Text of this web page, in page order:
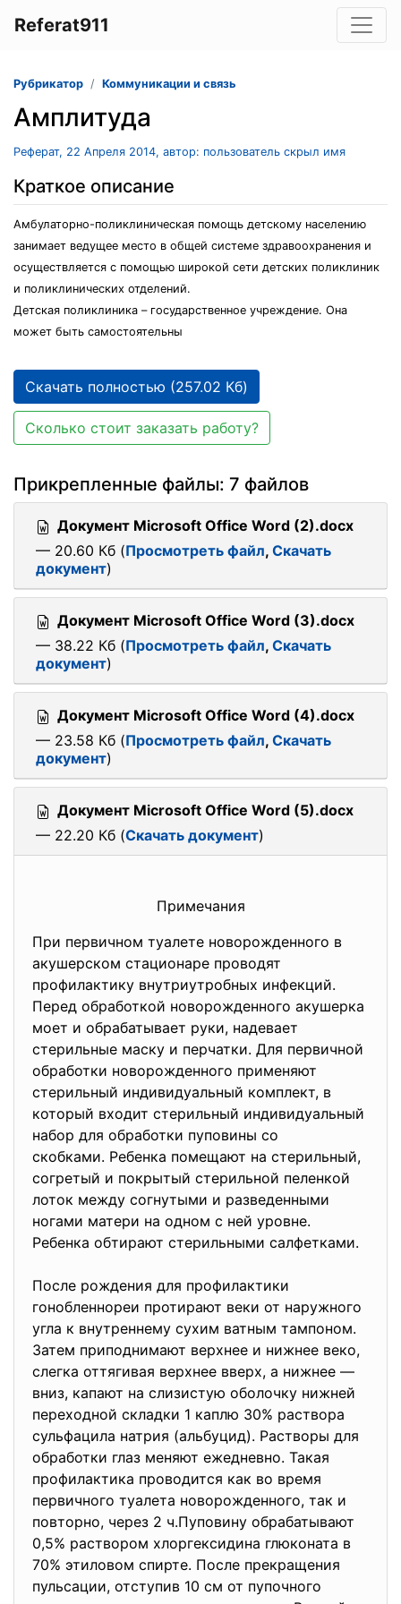
Referat911
Рубрикатор Коммуникации и связь
Амплитуда
Реферат, 22 Апреля 2014, автор: пользователь скрыл имя
Краткое описание
Амбулаторно-поликлиническая помощь детскому населению
занимает ведущее место в общей системе здравоохранения и
осуществляется с помощью широкой сети детских поликлиник
и поликлинических отделений.
Детская поликлиника – государственное учреждение. Она
может быть самостоятельны
Скачать полностью (257.02 Кб)
Сколько стоит заказать работу?
Прикрепленные файлы: 7 файлов
Документ Microsoft Office Word (2).docx
— 20.60 Кб (Просмотреть файл, Скачать
документ)
Документ Microsoft Office Word (3).docx
— 38.22 Кб (Просмотреть файл, Скачать
документ)
Документ Microsoft Office Word (4).docx
— 23.58 Кб (Просмотреть файл, Скачать
документ)
Документ Microsoft Office Word (5).docx
— 22.20 Кб (Скачать документ)
Примечания
При первичном туалете новорожденного в
акушерском стационаре проводят
профилактику внутриутробных инфекций.
Перед обработкой новорожденного акушерка
моет и обрабатывает руки, надевает
стерильные маску и перчатки. Для первичной
обработки новорожденного применяют
стерильный индивидуальный комплект, в
который входит стерильный индивидуальный
набор для обработки пуповины со
скобками. Ребенка помещают на стерильный,
согретый и покрытый стерильной пеленкой
лоток между согнутыми и разведенными
ногами матери на одном с ней уровне.
Ребенка обтирают стерильными салфетками.
После рождения для профилактики
гонобленнореи протирают веки от наружного
угла к внутреннему сухим ватным тампоном.
Затем приподнимают верхнее и нижнее веко,
слегка оттягивая верхнее вверх, а нижнее —
вниз, капают на слизистую оболочку нижней
переходной складки 1 каплю 30% раствора
сульфацила натрия (альбуцид). Растворы для
обработки глаз меняют ежедневно. Такая
профилактика проводится как во время
первичного туалета новорожденного, так и
повторно, через 2 ч.Пуповину обрабатывают
0,5% раствором хлоргексидина глюконата в
70% этиловом спирте. После прекращения
пульсации, отступив 10 см от пупочного